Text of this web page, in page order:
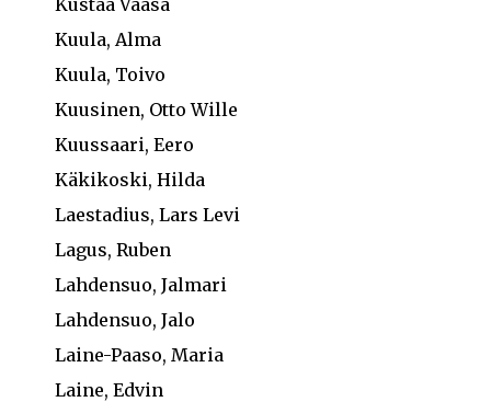
Kustaa Vaasa
Kuula, Alma
Kuula, Toivo
Kuusinen, Otto Wille
Kuussaari, Eero
Käkikoski, Hilda
Laestadius, Lars Levi
Lagus, Ruben
Lahdensuo, Jalmari
Lahdensuo, Jalo
Laine-Paaso, Maria
Laine, Edvin